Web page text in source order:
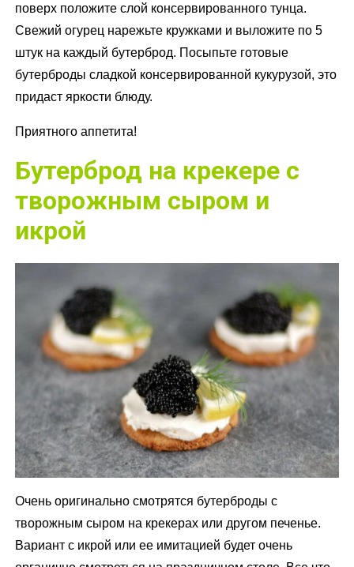
поверх положите слой консервированного тунца.
Свежий огурец нарежьте кружками и выложите по 5
штук на каждый бутерброд. Посыпьте готовые
бутерброды сладкой консервированной кукурузой, это
придаст яркости блюду.
Приятного аппетита!
Бутерброд на крекере с
творожным сыром и
икрой
Очень оригинально смотрятся бутерброды с
творожным сыром на крекерах или другом печенье.
Вариант с икрой или ее имитацией будет очень